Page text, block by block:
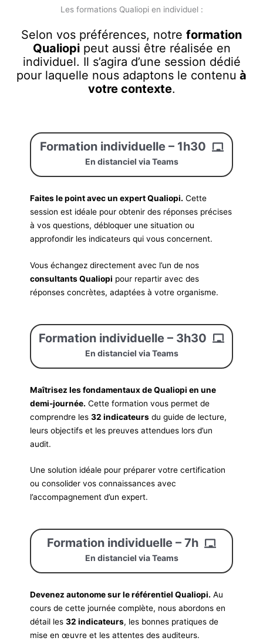
Les formations Qualiopi en individuel :
Selon vos préférences, notre formation
Qualiopipeut aussi être réalisée en
individuel. Il s’agira d’une session dédié
pour laquelle nous adaptons le contenu à
votre contexte.
Formation individuelle – 1h30
En distanciel via Teams
Faites le point avec un expert Qualiopi. Cette
session est idéale pour obtenir des réponses précises
à vos questions, débloquer une situation ou
approfondir les indicateurs qui vous concernent.
Vous échangez directement avec l’un de nos
consultants Qualiopi pour repartir avec des
réponses concrètes, adaptées à votre organisme.
Formation individuelle – 3h30
En distanciel via Teams
Maîtrisez les fondamentaux de Qualiopi en une
demi-journée. Cette formation vous permet de
comprendre les32 indicateurs du guide de lecture,
leurs objectifs et les preuves attendues lors d’un
audit.
Une solution idéale pour préparer votre certification
ou consolider vos connaissances avec
l’accompagnement d’un expert.
Formation individuelle – 7h
En distanciel via Teams
Devenez autonome sur le référentiel Qualiopi. Au
cours de cette journée complète, nous abordons en
détail les32 indicateurs, les bonnes pratiques de
mise en œuvre et les attentes des auditeurs.